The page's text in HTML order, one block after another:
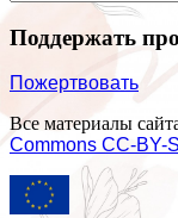
Поддержать
Пожертвовать
Все материалы
Commons СС-BY-